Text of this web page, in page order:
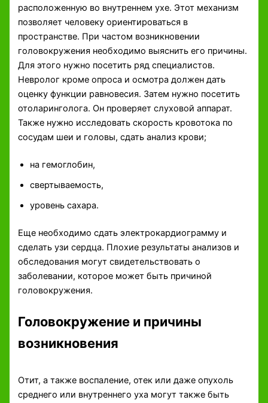
расположенную во внутреннем ухе. Этот механизм
позволяет человеку ориентироваться в
пространстве. При частом возникновении
головокружения необходимо выяснить его причины.
Для этого нужно посетить ряд специалистов.
Невролог кроме опроса и осмотра должен дать
оценку функции равновесия. Затем нужно посетить
отоларинголога. Он проверяет слуховой аппарат.
Также нужно исследовать скорость кровотока по
сосудам шеи и головы, сдать анализ крови;
на гемоглобин,
свертываемость,
уровень сахара.
Еще необходимо сдать электрокардиограмму и
сделать узи сердца. Плохие результаты анализов и
обследования могут свидетельствовать о
заболевании, которое может быть причиной
головокружения.
Головокружение и причины
возникновения
Отит, а также воспаление, отек или даже опухоль
среднего или внутреннего уха могут также быть